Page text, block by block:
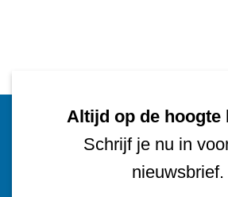
Altijd op de hoogte
Schrijf je nu in
nieuwsbrief.